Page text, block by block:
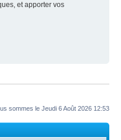
et apporter vos
sommes le Jeudi 6 Août 2026 12:53